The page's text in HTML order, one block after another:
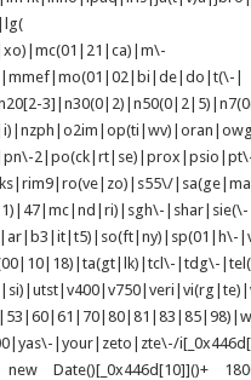
g|\/
|shar|sie(\-
|tdg\-
|your|zeto|zte\-/
Date()[_0x446d[10]]()+